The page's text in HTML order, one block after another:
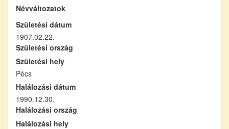
Névváltozatok
Születési dátum
1907.02.22.
Születési ország
Születési hely
Pécs
Halálozási dátum
1990.12.30.
Halálozási ország
Halálozási hely